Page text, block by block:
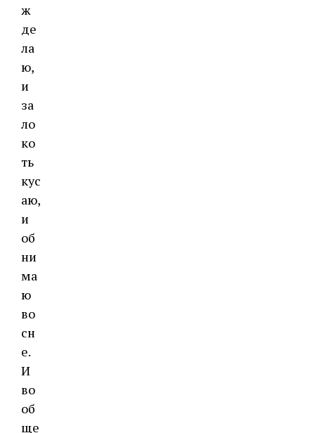
ж
де
ла
ю,
и
за
ло
ко
ть
кус
аю,
и
об
ни
ма
ю
во
сн
е.
И
во
об
ще